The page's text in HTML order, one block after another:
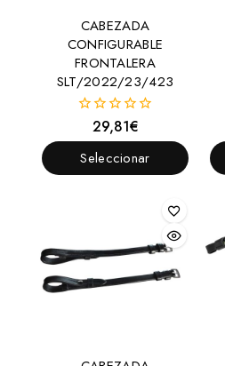
CABEZADA
CONFIGURABLE
FRONTALERA
SLT/2022/23/423
fuera
de
5
29,81€
Seleccionar